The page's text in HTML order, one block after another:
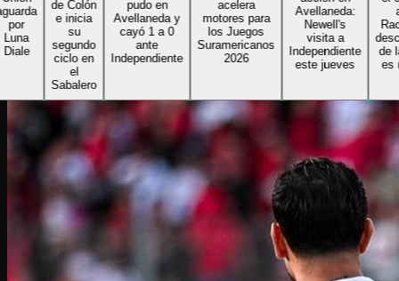
de Colón
e inicia
segundo
ciclo en
Sabalero
pudo en
Avellaneda y
cayó 1 a 0
ante
Independiente
acelera
motores para
los Juegos
Suramericanos
2026
Avellaneda:
Newell's
visita a
Independiente
este jueves
de la
es